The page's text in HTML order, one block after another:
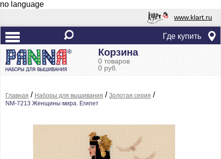
no language
www.klart.ru
Где купить
Корзина
0 товаров
0 руб.
Главная / Наборы для вышивания / Золотая серия /
NM-7213 Женщины мира. Египет